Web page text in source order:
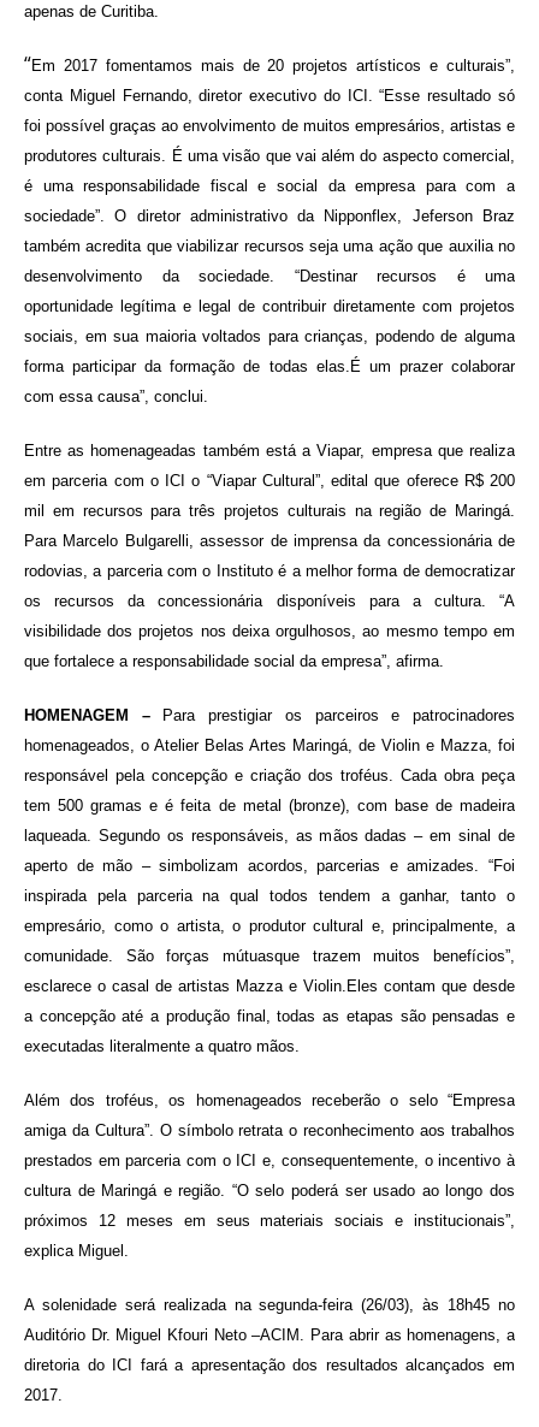
apenas de Curitiba.
“Em 2017 fomentamos mais de 20 projetos artísticos e culturais”,
conta Miguel Fernando, diretor executivo do ICI. “Esse resultado só
foi possível graças ao envolvimento de muitos empresários, artistas e
produtores culturais. É uma visão que vai além do aspecto comercial,
é uma responsabilidade fiscal e social da empresa para com a
sociedade”. O diretor administrativo da Nipponflex, Jeferson Braz
também acredita que viabilizar recursos seja uma ação que auxilia no
desenvolvimento da sociedade. “Destinar recursos é uma
oportunidade legítima e legal de contribuir diretamente com projetos
sociais, em sua maioria voltados para crianças, podendo de alguma
forma participar da formação de todas elas.É um prazer colaborar
com essa causa”, conclui.
Entre as homenageadas também está a Viapar, empresa que realiza
em parceria com o ICI o “Viapar Cultural”, edital que oferece R$ 200
mil em recursos para três projetos culturais na região de Maringá.
Para Marcelo Bulgarelli, assessor de imprensa da concessionária de
rodovias, a parceria com o Instituto é a melhor forma de democratizar
os recursos da concessionária disponíveis para a cultura. “A
visibilidade dos projetos nos deixa orgulhosos, ao mesmo tempo em
que fortalece a responsabilidade social da empresa”, afirma.
HOMENAGEM – Para prestigiar os parceiros e patrocinadores
homenageados, o Atelier Belas Artes Maringá, de Violin e Mazza, foi
responsável pela concepção e criação dos troféus. Cada obra peça
tem 500 gramas e é feita de metal (bronze), com base de madeira
laqueada. Segundo os responsáveis, as mãos dadas – em sinal de
aperto de mão – simbolizam acordos, parcerias e amizades. “Foi
inspirada pela parceria na qual todos tendem a ganhar, tanto o
empresário, como o artista, o produtor cultural e, principalmente, a
comunidade. São forças mútuasque trazem muitos benefícios”,
esclarece o casal de artistas Mazza e Violin.Eles contam que desde
a concepção até a produção final, todas as etapas são pensadas e
executadas literalmente a quatro mãos.
Além dos troféus, os homenageados receberão o selo “Empresa
amiga da Cultura”. O símbolo retrata o reconhecimento aos trabalhos
prestados em parceria com o ICI e, consequentemente, o incentivo à
cultura de Maringá e região. “O selo poderá ser usado ao longo dos
próximos 12 meses em seus materiais sociais e institucionais”,
explica Miguel.
A solenidade será realizada na segunda-feira (26/03), às 18h45 no
Auditório Dr. Miguel Kfouri Neto –ACIM. Para abrir as homenagens, a
diretoria do ICI fará a apresentação dos resultados alcançados em
2017.